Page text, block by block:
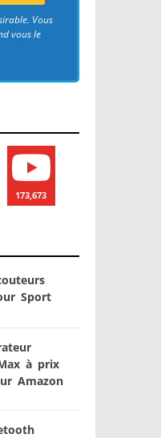
Vous
vous le
173,673
Sport
à prix
Amazon